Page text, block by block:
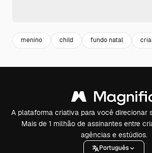
menino child fundo natal
A plataforma criativa para você direcionar
Mais de 1 milhão de assinantes entre
agências e estúdios.
Português